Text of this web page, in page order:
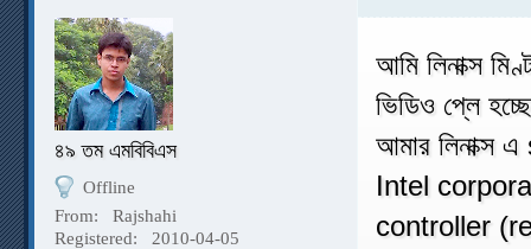
৪৯ তম এমবিবিএস
Offline
From:
Rajshahi
Registered:
2010-04-05
আমি লিনাক্স
ভিডিও প্লে
আমার লিনাক্স
Intel
controller